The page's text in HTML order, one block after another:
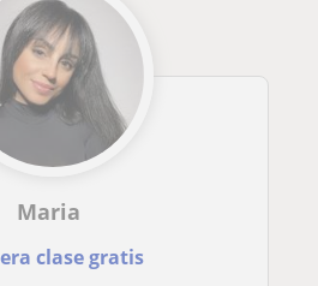
Maria
clase gratis